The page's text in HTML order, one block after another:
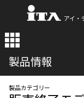
アイ・
製品情報